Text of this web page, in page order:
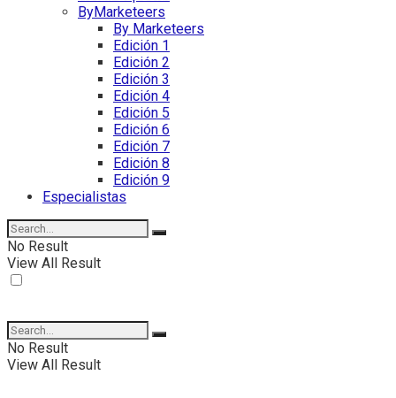
ByMarketeers
By Marketeers
Edición 1
Edición 2
Edición 3
Edición 4
Edición 5
Edición 6
Edición 7
Edición 8
Edición 9
Especialistas
No Result
View All Result
No Result
View All Result